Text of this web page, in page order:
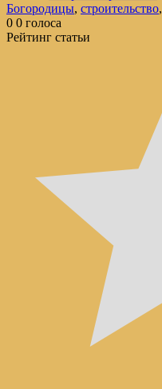
Богородицы, строительство,
0 0 голоса
Рейтинг статьи